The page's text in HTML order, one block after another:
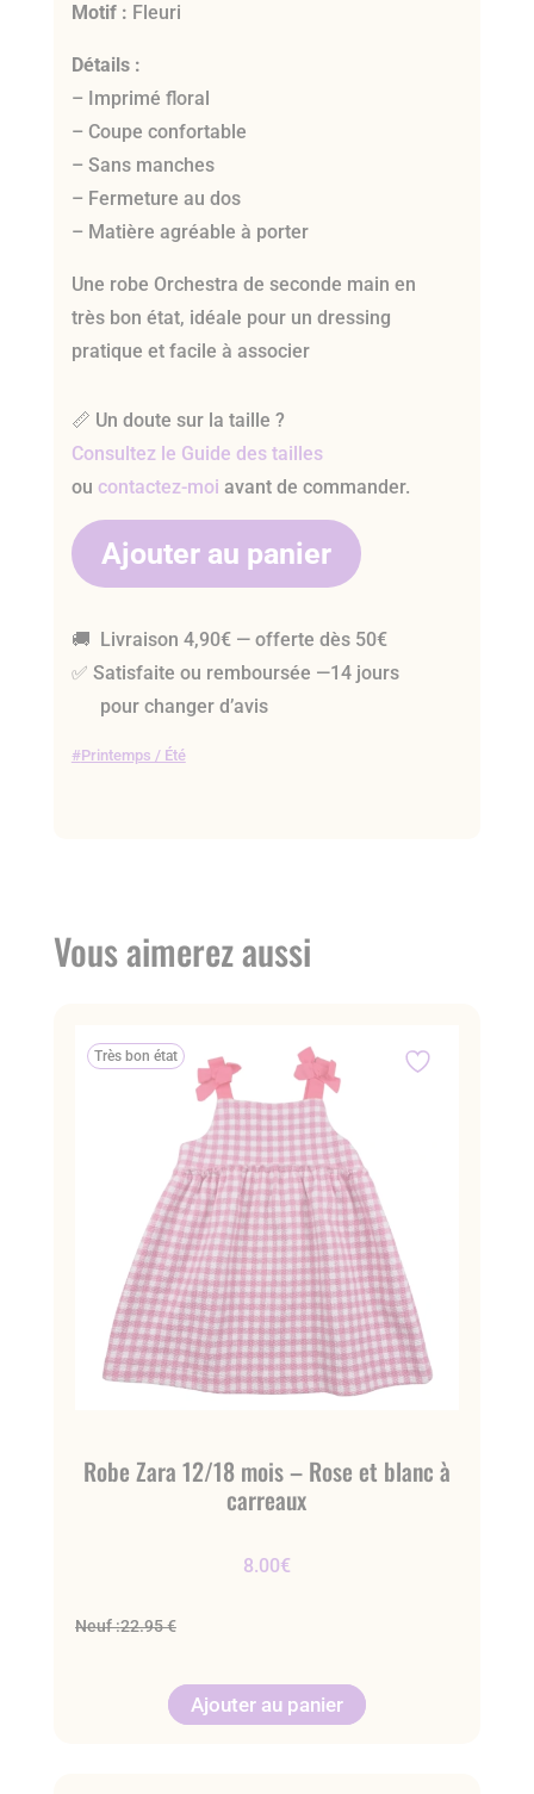
Motif : Fleuri
Détails :
– Imprimé floral
– Coupe confortable
– Sans manches
– Fermeture au dos
– Matière agréable à porter
Une robe Orchestra de seconde main en
très bon état, idéale pour un dressing
pratique et facile à associer
📏 Un doute sur la taille ?
Consultez le Guide des tailles
ou contactez-moi avant de commander.
Ajouter au panier
🚚 Livraison 4,90€ — offerte dès 50€
✅ Satisfaite ou remboursée —14 jours
pour changer d’avis
Printemps / Été
Vous aimerez aussi
Très bon état
Robe Zara 12/18 mois – Rose et blanc à
carreaux
8.00€
Neuf :22.95 €
Ajouter au panier